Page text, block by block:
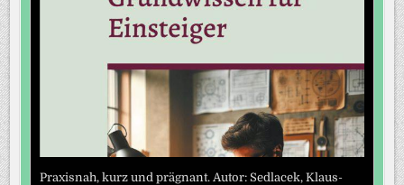
Praxisnah, kurz und prägnant. Autor: Sedlacek, Klaus-